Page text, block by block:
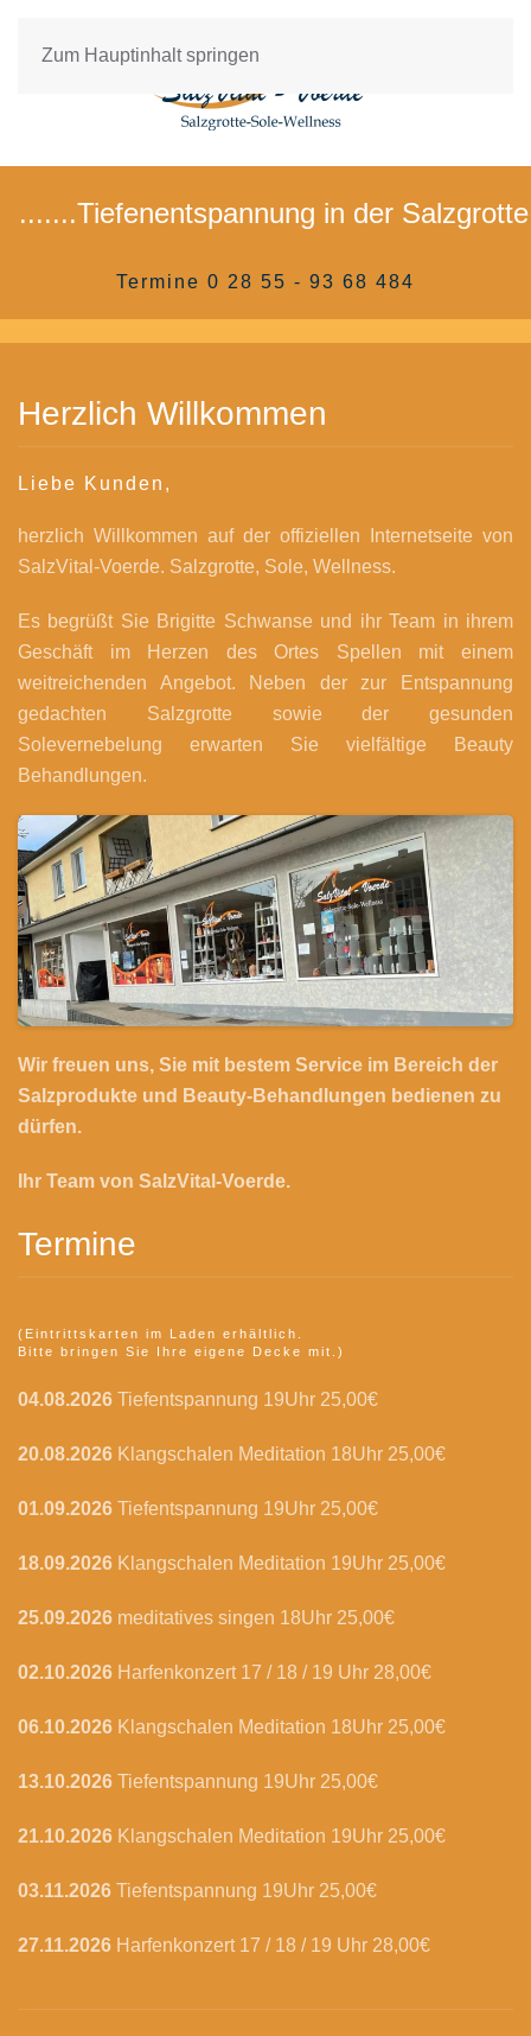
Zum Hauptinhalt springen
in der Salzgrotte am
Termine 0 28 55 - 93 68 484
Herzlich Willkommen
Liebe Kunden,
herzlich Willkommen auf der offiziellen Internetseite von
SalzVital-Voerde. Salzgrotte, Sole, Wellness.
Es begrüßt Sie Brigitte Schwanse und ihr Team in ihrem
Geschäft im Herzen des Ortes Spellen mit einem
weitreichenden Angebot. Neben der zur Entspannung
gedachten Salzgrotte sowie der gesunden
Solevernebelung erwarten Sie vielfältige Beauty
Behandlungen.
Wir freuen uns, Sie mit bestem Service im Bereich der
Salzprodukte und Beauty-Behandlungen bedienen zu
dürfen.
Ihr Team von SalzVital-Voerde.
Termine
(Eintrittskarten im Laden erhältlich.
Bitte bringen Sie Ihre eigene Decke mit.)
04.08.2026 Tiefentspannung 19Uhr 25,00€
20.08.2026 Klangschalen Meditation 18Uhr 25,00€
01.09.2026 Tiefentspannung 19Uhr 25,00€
18.09.2026 Klangschalen Meditation 19Uhr 25,00€
25.09.2026 meditatives singen 18Uhr 25,00€
02.10.2026 Harfenkonzert 17 / 18 / 19 Uhr 28,00€
06.10.2026 Klangschalen Meditation 18Uhr 25,00€
13.10.2026 Tiefentspannung 19Uhr 25,00€
21.10.2026 Klangschalen Meditation 19Uhr 25,00€
03.11.2026 Tiefentspannung 19Uhr 25,00€
27.11.2026 Harfenkonzert 17 / 18 / 19 Uhr 28,00€